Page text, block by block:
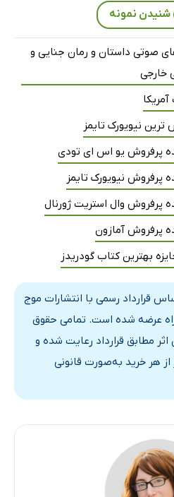
21 دقیقه
27 دقیقه
24 دقیقه
23 دقیقه
24 دقیقه
25 دقیقه
27 دقیقه
شنیدن نمونه
صوتی داستان و رمان جنایی و
خارجی
ترین نیویورک تایمز
پرفروش یو اس ای تودی
پرفروش نیویورک تایمز
پرفروش وال استریت ژورنال
پرفروش آمازون
بهترین کتاب گودریدز
قرارداد رسمی با انتشارات موج
عرضه شده است. تمامی حقوق
مطابق قرارداد رعایت شده و
هر خرید به‌صورت قانونی